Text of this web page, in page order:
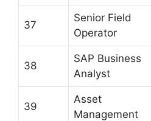
37
Senior Field
Operator
38
SAP Business
Analyst
39
Asset
Management